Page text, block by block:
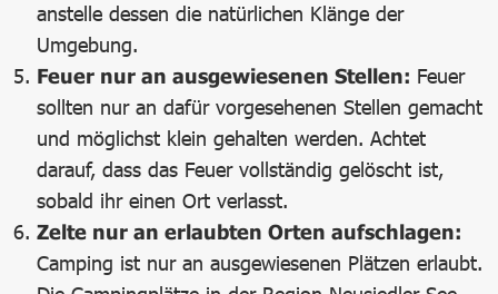
anstelle dessen die natürlichen Klänge der
Umgebung.
Feuer nur an ausgewiesenen Stellen: Feuer
sollten nur an dafür vorgesehenen Stellen gemacht
und möglichst klein gehalten werden. Achtet
darauf, dass das Feuer vollständig gelöscht ist,
sobald ihr einen Ort verlasst.
Zelte nur an erlaubten Orten aufschlagen:
Camping ist nur an ausgewiesenen Plätzen erlaubt.